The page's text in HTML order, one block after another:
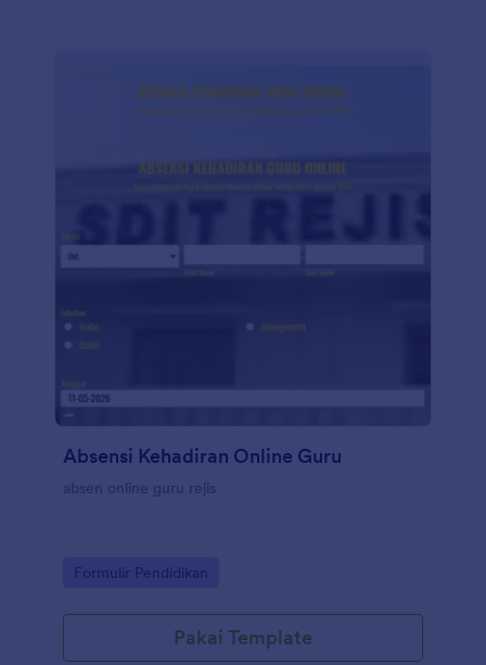
Absensi Kehadiran Online Guru
absen online guru rejis
Go to Category:
Formulir Pendidikan
Pakai Template